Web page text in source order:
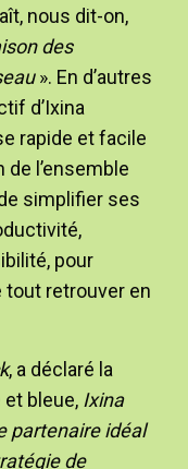
nous dit-on,
des
». En d’autres
d’Ixina
rapide et facile
l’ensemble
simplifier ses
pour
tout retrouver en
, a déclaré la
et bleue, Ixina
partenaire idéal
de